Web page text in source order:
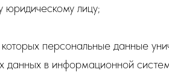
юридическому лицу;
персональные данные
в информационной